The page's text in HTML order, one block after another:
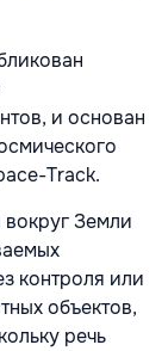
и основан
Track.
Земли
контроля или
объектов,
речь